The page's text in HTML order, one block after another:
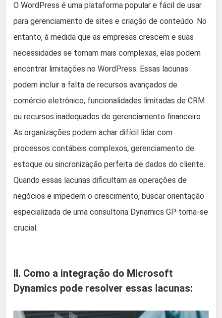
O WordPress é uma plataforma popular e fácil de usar
para gerenciamento de sites e criação de conteúdo. No
entanto, à medida que as empresas crescem e suas
necessidades se tornam mais complexas, elas podem
encontrar limitações no WordPress. Essas lacunas
podem incluir a falta de recursos avançados de
comércio eletrônico, funcionalidades limitadas de CRM
ou recursos inadequados de gerenciamento financeiro.
As organizações podem achar difícil lidar com
processos contábeis complexos, gerenciamento de
estoque ou sincronização perfeita de dados do cliente.
Quando essas lacunas dificultam as operações de
negócios e impedem o crescimento, buscar orientação
especializada de uma consultoria Dynamics GP torna-se
crucial.
II. Como a integração do Microsoft
Dynamics pode resolver essas lacunas: